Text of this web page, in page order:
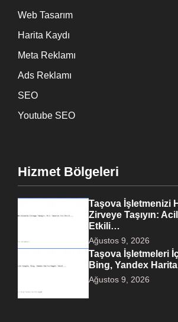
Web Tasarım
Harita Kaydı
Meta Reklamı
Ads Reklamı
SEO
Youtube SEO
Hizmet Bölgeleri
Taşova İşletmenizi
Zirveye Taşıyın:
Etkili…
Ağustos 9, 2026
Taşova İşletmeleri
Bing, Yandex
Ağustos 9, 2026